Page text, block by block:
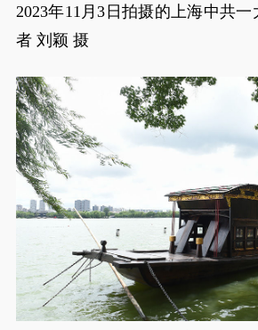
2023年11月3日拍摄的上海中共
者 刘颖 摄